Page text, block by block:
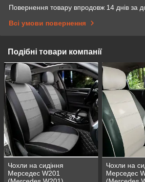
Повернення товару впродовж 14 днів за
Всі умови повернення
Подібні товари компанії
Чохли на сидіння
Мерседес W201
Чохли на
Мерседес